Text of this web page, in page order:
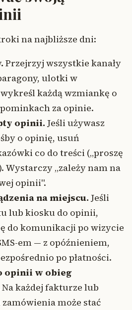
na najbliższe dni:
Przejrzyj wszystkie kanały
ulotki w
każdą wzmiankę o
za opinie.
opinii. Jeśli używasz
o opinię, usuń
co do treści („proszę
Wystarczy „zależy nam na
opinii".
na miejscu. Jeśli
lub kiosku do opinii,
do komunikacji po wizycie
em — z opóźnieniem,
po płatności.
opinii w obieg
Na każdej fakturze lub
może stać